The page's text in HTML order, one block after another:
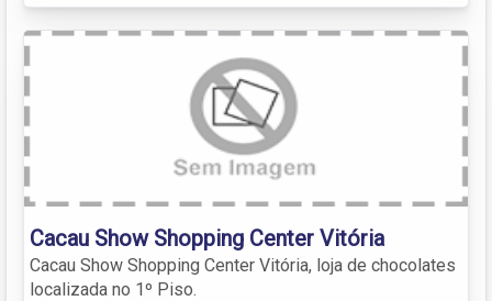
Cacau Show Shopping Center Vitória
Cacau Show Shopping Center Vitória, loja de chocolates
localizada no 1º Piso.